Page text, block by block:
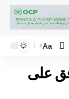
Aa
على